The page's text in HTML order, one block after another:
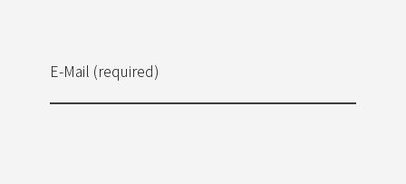
E-Mail (required)